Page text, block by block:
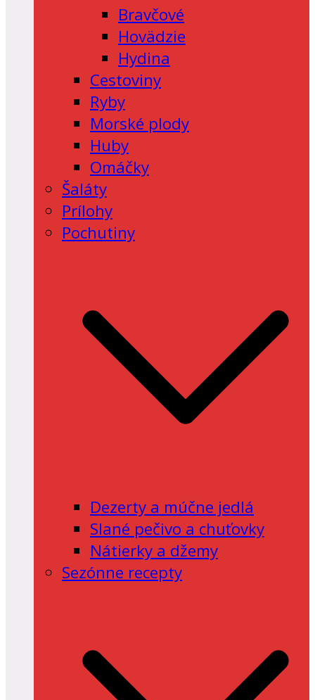
Bravčové
Hovädzie
Hydina
Cestoviny
Ryby
Morské plody
Huby
Omáčky
Šaláty
Prílohy
Pochutiny
Dezerty a múčne jedlá
Slané pečivo a chuťovky
Nátierky a džemy
Sezónne recepty